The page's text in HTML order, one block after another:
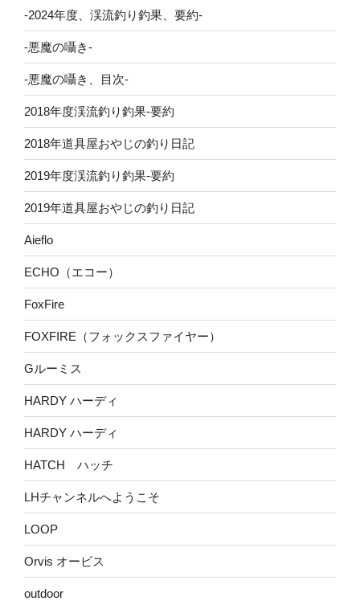
-2024年度、渓流釣り釣果、要約-
-悪魔の囁き-
-悪魔の囁き、目次-
2018年度渓流釣り釣果-要約
2018年道具屋おやじの釣り日記
2019年度渓流釣り釣果-要約
2019年道具屋おやじの釣り日記
Aieflo
ECHO（エコー）
FoxFire
FOXFIRE（フォックスファイヤー）
Gルーミス
HARDY ハーディ
HARDY ハーディ
HATCH ハッチ
LHチャンネルへようこそ
LOOP
Orvis オービス
outdoor